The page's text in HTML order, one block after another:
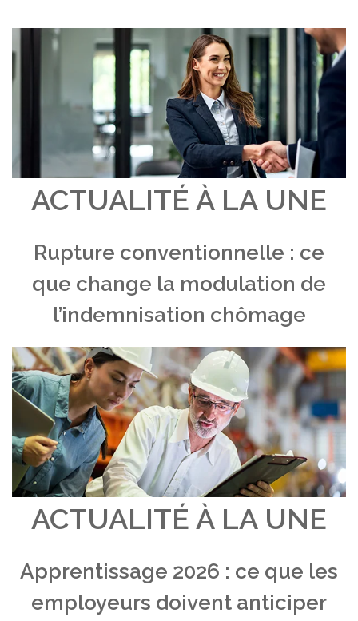
ACTUALITÉ À LA UNE
Rupture conventionnelle : ce
que change la modulation de
l’indemnisation chômage
ACTUALITÉ À LA UNE
Apprentissage 2026 : ce que les
employeurs doivent anticiper